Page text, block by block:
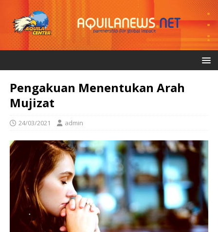
Pengakuan Menentukan Arah
Mujizat
24/03/2021 admin